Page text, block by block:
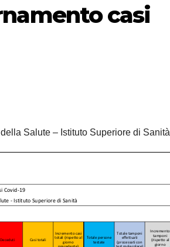
casi
Salute – Istituto Superiore di Sanità